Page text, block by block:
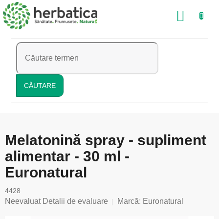
Treci
la
conținut
CĂUTARE
COŞ
Melatonină spray - supliment
alimentar - 30 ml -
Euronatural
4428
Evaluarea
Neevaluat Detalii de evaluare Marcă: Euronatural